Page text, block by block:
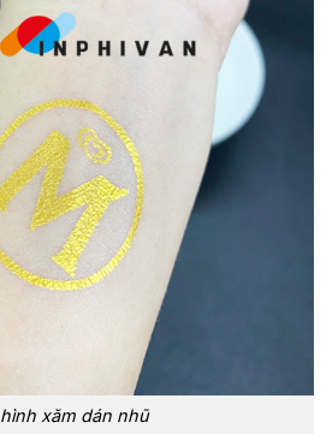
hình xăm dán nhũ